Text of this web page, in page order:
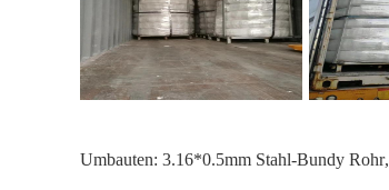
Umbauten: 3.16*0.5mm Stahl-Bundy Rohr,